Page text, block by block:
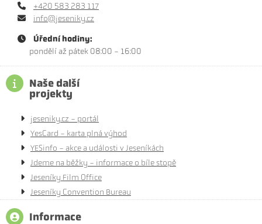
+420 583 283 117
info@jeseniky.cz
Úřední hodiny:
pondělí až pátek 08:00 - 16:00
Naše další
projekty
jeseniky.cz - portál
YesCard - karta plná výhod
YESinfo - akce a události v Jeseníkách
Jdeme na běžky - informace o bíle stopě
Jeseníky Film Office
Jeseníky Convention Bureau
Informace